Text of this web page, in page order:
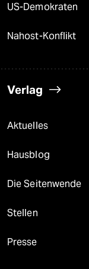
US-Demokraten
Nahost-Konflikt
Verlag
Aktuelles
Hausblog
Die Seitenwende
Stellen
Presse